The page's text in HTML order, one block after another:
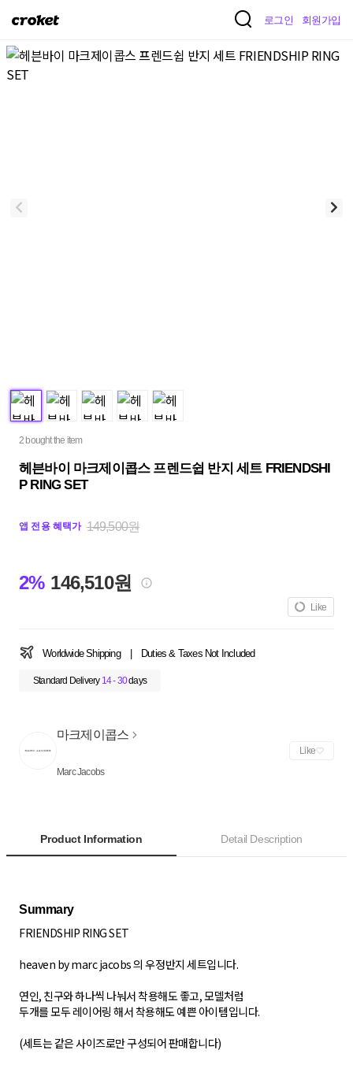
크
켓
로그인 회원가입
2 bought the item
헤븐바이 마크제이콥스 프렌드쉽 반지 세트 FRIENDSHI
P RING SET
앱 전용 혜택가 149,500원
2% 146,510원
Like
Worldwide Shipping Duties & Taxes Not Included
Standard Delivery 14 - 30days
마크제이콥스
Marc Jacobs
Like
Product Information Detail Description
Summary
FRIENDSHIP RING SET
heaven by marc jacobs 의 우정반지 세트입니다.
연인, 친구와 하나씩 나눠서 착용해도 좋고, 모델처럼
두개를 모두 레이어링 해서 착용해도 예쁜 아이템입니다.
(세트는 같은 사이즈로만 구성되어 판매합니다)